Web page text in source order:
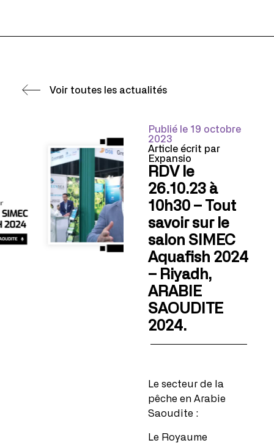
Voir toutes les actualités
Publié le 19 octobre
2023
Article écrit par
Expansio
RDV le
26.10.23 à
10h30 – Tout
savoir sur le
salon SIMEC
Aquafish 2024
– Riyadh,
ARABIE
SAOUDITE
2024.
Le secteur de la
pêche en Arabie
Saoudite :
Le Royaume